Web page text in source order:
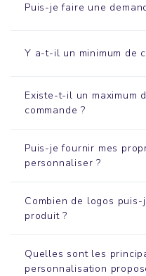
Puis-je faire une
Y a-t-il un minimum de
Existe-t-il un maximum
commande ?
Puis-je fournir mes
personnaliser ?
Combien de logos
produit ?
Quelles sont les
personnalisation